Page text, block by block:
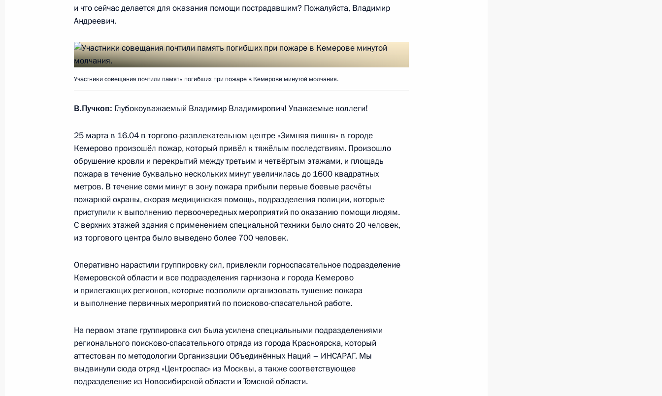
28 марта 2018 года, 18:35
Телефонный разговор с Президентом Вьетнама Чан Дай Куангом
28 марта 2018 года, 17:15 Московская область, Ново-Огарёво
Совещание по экономическим вопросам
28 марта 2018 года, 15:00 Московская область, Ново-Огарёво
27 марта 2018 года, вторник
Телефонный разговор с Президентом Турции Реджепом Тайипом
Эрдоганом
27 марта 2018 года, 18:00
28 марта объявлено в России днём траура
27 марта 2018 года, 13:15
и что сейчас делается для оказания помощи пострадавшим? Пожалуйста, Владимир
Андреевич.
Участники совещания почтили память погибших при пожаре в Кемерове минутой молчания.
В.Пучков: Глубокоуважаемый Владимир Владимирович! Уважаемые коллеги!
25 марта в 16.04 в торгово-развлекательном центре «Зимняя вишня» в городе
Кемерово произошёл пожар, который привёл к тяжёлым последствиям. Произошло
обрушение кровли и перекрытий между третьим и четвёртым этажами, и площадь
пожара в течение буквально нескольких минут увеличилась до 1600 квадратных
метров. В течение семи минут в зону пожара прибыли первые боевые расчёты
пожарной охраны, скорая медицинская помощь, подразделения полиции, которые
приступили к выполнению первоочередных мероприятий по оказанию помощи людям.
С верхних этажей здания с применением специальной техники было снято 20 человек,
из торгового центра было выведено более 700 человек.
Оперативно нарастили группировку сил, привлекли горноспасательное подразделение
Кемеровской области и все подразделения гарнизона и города Кемерово
и прилегающих регионов, которые позволили организовать тушение пожара
и выполнение первичных мероприятий по поисково-спасательной работе.
На первом этапе группировка сил была усилена специальными подразделениями
регионального поисково-спасательного отряда из города Красноярска, который
аттестован по методологии Организации Объединённых Наций – ИНСАРАГ. Мы
выдвинули сюда отряд «Центроспас» из Москвы, а также соответствующее
подразделение из Новосибирской области и Томской области.